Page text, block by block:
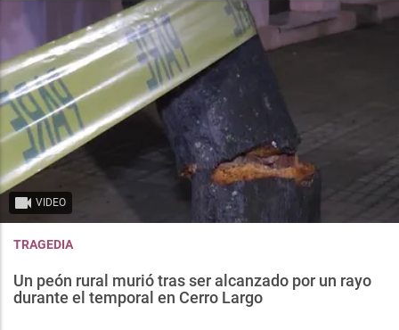
VIDEO
TRAGEDIA
Un peón rural murió tras ser alcanzado por un rayo
durante el temporal en Cerro Largo